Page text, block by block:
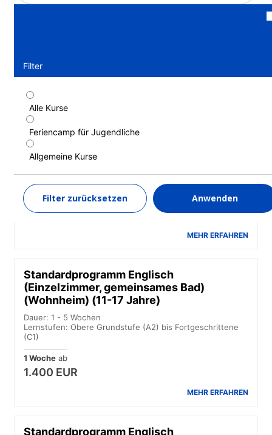
Filter
Alle Kurse
Feriencamp für Jugendliche
Allgemeine Kurse
Filter zurücksetzen Anwenden
Standardprogramm Englisch
(Einzelzimmer, Privates Badezimmer)
(Wohnheim) (14-17 Jahre)
Dauer: 1 - 5 Wochen
1 Wocheab
1.550 EUR
MEHR ERFAHREN
Standardprogramm Englisch
(Einzelzimmer, gemeinsames Bad)
(Wohnheim) (11-17 Jahre)
Dauer: 1 - 5 Wochen
Lernstufen: Obere Grundstufe (A2) bis Fortgeschrittene
(C1)
1 Woche ab
1.400 EUR
MEHR ERFAHREN
Standardprogramm Englisch